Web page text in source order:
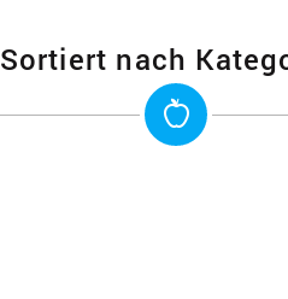
Sortiert nach